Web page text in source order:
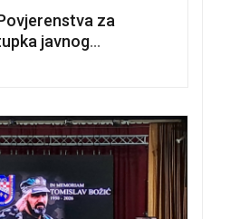
za
javnog